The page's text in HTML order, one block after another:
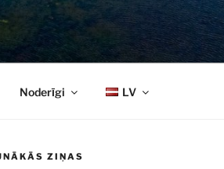
Noderīgi LV
ZIŅAS